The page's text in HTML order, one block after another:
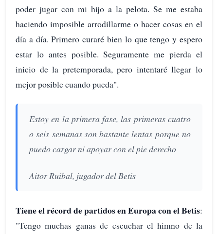
poder jugar con mi hijo a la pelota. Se me estaba
haciendo imposible arrodillarme o hacer cosas en el
día a día. Primero curaré bien lo que tengo y espero
estar lo antes posible. Seguramente me pierda el
inicio de la pretemporada, pero intentaré llegar lo
mejor posible cuando pueda".
Estoy en la primera fase, las primeras cuatro
o seis semanas son bastante lentas porque no
puedo cargar ni apoyar con el pie derecho
Aitor Ruibal, jugador del Betis
Tiene el récord de partidos en Europa con el Betis:
"Tengo muchas ganas de escuchar el himno de la